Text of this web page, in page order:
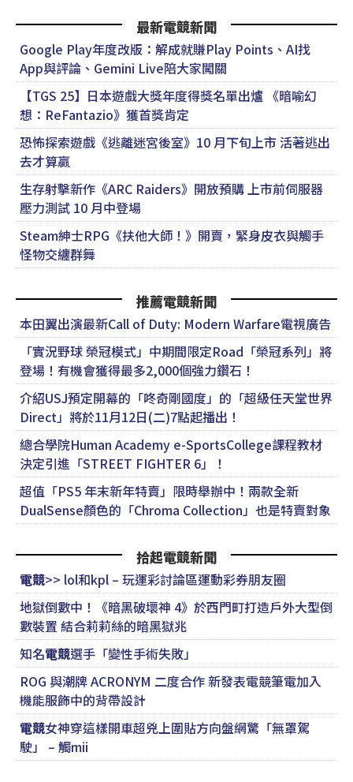
最新電競新聞
Google Play年度改版：解成就賺Play Points、AI找
App與評論、Gemini Live陪大家闖關
【TGS 25】日本遊戲大獎年度得獎名單出爐 《暗喻幻
想：ReFantazio》獲首獎肯定
恐怖探索遊戲《逃離迷宮後室》10 月下旬上市 活著逃出
去才算贏
生存射擊新作《ARC Raiders》開放預購 上市前伺服器
壓力測試 10 月中登場
Steam紳士RPG《扶他大師！》開賣，緊身皮衣與觸手
怪物交纏群舞
推薦電競新聞
本田翼出演最新Call of Duty: Modern Warfare電視廣告
「實況野球 榮冠模式」中期間限定Road「榮冠系列」將
登場！有機會獲得最多2,000個強力鑽石！
介紹USJ預定開幕的「咚奇剛國度」的「超級任天堂世界
Direct」將於11月12日(二)7點起播出！
總合學院Human Academy e-SportsCollege課程教材
決定引進「STREET FIGHTER 6」！
超值「PS5 年末新年特賣」限時舉辦中！兩款全新
DualSense顏色的「Chroma Collection」也是特賣對象
拾起電競新聞
電競>> lol和kpl – 玩運彩討論區運動彩券朋友圈
地獄倒數中！《暗黑破壞神 4》於西門町打造戶外大型倒
數裝置 結合莉莉絲的暗黑獄兆
知名電競選手「變性手術失敗」
ROG 與潮牌 ACRONYM 二度合作 新發表電競筆電加入
機能服飾中的背帶設計
電競女神穿這樣開車超兇上圍貼方向盤網驚「無罩駕
駛」 – 觸mii